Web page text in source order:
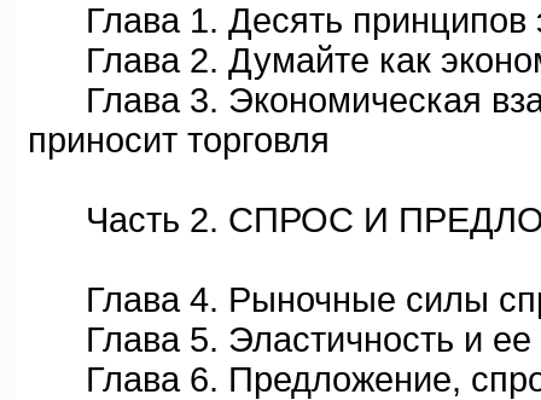
Глава 1. Десять принципов
Глава 2. Думайте как
Глава 3. Экономическая
приносит торговля
Часть 2. СПРОС И
Глава 4. Рыночные силы
Глава 5. Эластичность и ее
Глава 6. Предложение,